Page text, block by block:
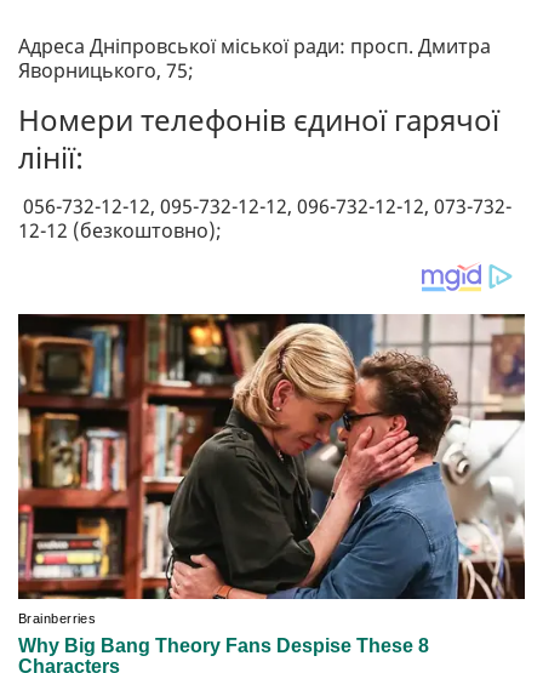
Адреса Дніпровської міської ради: просп. Дмитра
Яворницького, 75;
Номери телефонів єдиної гарячої
лінії:
056-732-12-12, 095-732-12-12, 096-732-12-12, 073-732-
12-12 (безкоштовно);